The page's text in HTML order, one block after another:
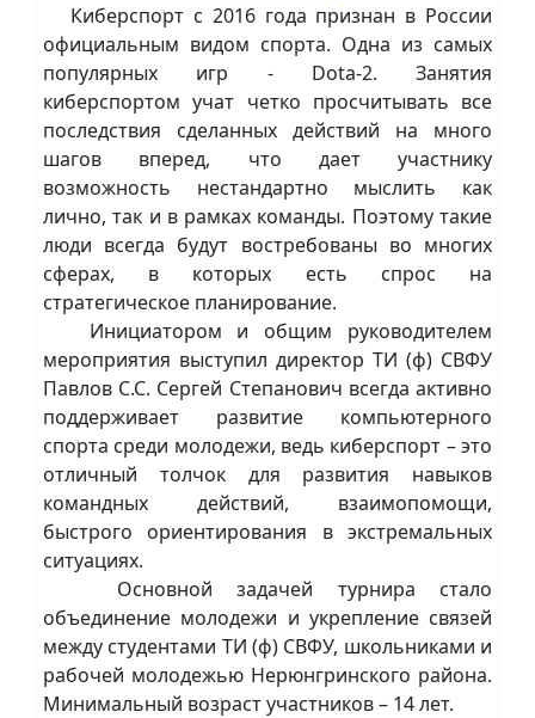
Киберспорт с 2016 года признан в России
официальным видом спорта. Одна из самых
популярных игр - Dota-2. Занятия
киберспортом учат четко просчитывать все
последствия сделанных действий на много
шагов вперед, что дает участнику
возможность нестандартно мыслить как
лично, так и в рамках команды. Поэтому такие
люди всегда будут востребованы во многих
сферах, в которых есть спрос на
стратегическое планирование.
Инициатором и общим руководителем
мероприятия выступил директор ТИ (ф) СВФУ
Павлов С.С. Сергей Степанович всегда активно
поддерживает развитие компьютерного
спорта среди молодежи, ведь киберспорт – это
отличный толчок для развития навыков
командных действий, взаимопомощи,
быстрого ориентирования в экстремальных
ситуациях.
Основной задачей турнира стало
объединение молодежи и укрепление связей
между студентами ТИ (ф) СВФУ, школьниками и
рабочей молодежью Нерюнгринского района.
Минимальный возраст участников – 14 лет.